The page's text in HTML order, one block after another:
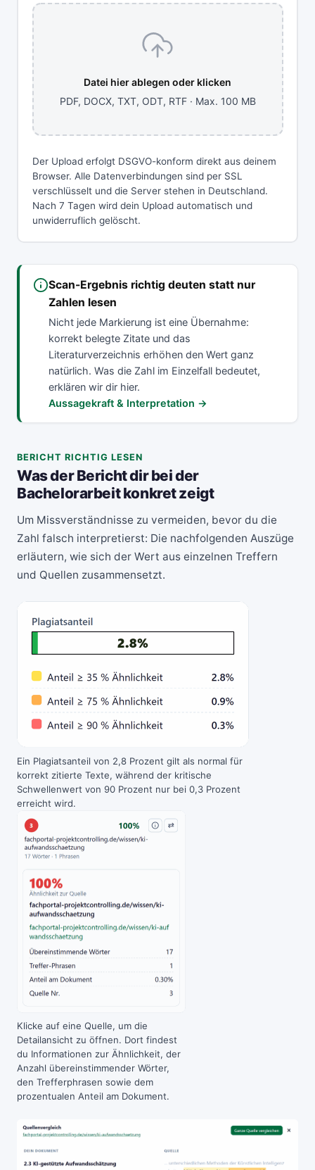
Datei hier ablegen oder klicken
PDF, DOCX, TXT, ODT, RTF · Max. 100 MB
Der Upload erfolgt DSGVO-konform direkt aus deinem
Browser. Alle Datenverbindungen sind per SSL
verschlüsselt und die Server stehen in Deutschland.
Nach 7 Tagen wird dein Upload automatisch und
unwiderruflich gelöscht.
Scan-Ergebnis richtig deuten statt nur
Zahlen lesen
Nicht jede Markierung ist eine Übernahme:
korrekt belegte Zitate und das
Literaturverzeichnis erhöhen den Wert ganz
natürlich. Was die Zahl im Einzelfall bedeutet,
erklären wir dir hier.
Aussagekraft & Interpretation →
BERICHT RICHTIG LESEN
Was der Bericht dir bei der
Bachelorarbeit konkret zeigt
Um Missverständnisse zu vermeiden, bevor du die
Zahl falsch interpretierst: Die nachfolgenden Auszüge
erläutern, wie sich der Wert aus einzelnen Treffern
und Quellen zusammensetzt.
Ein Plagiatsanteil von 2,8 Prozent gilt als normal für
korrekt zitierte Texte, während der kritische
Schwellenwert von 90 Prozent nur bei 0,3 Prozent
erreicht wird.
Klicke auf eine Quelle, um die
Detailansicht zu öffnen. Dort findest
du Informationen zur Ähnlichkeit, der
Anzahl übereinstimmender Wörter,
den Trefferphrasen sowie dem
prozentualen Anteil am Dokument.